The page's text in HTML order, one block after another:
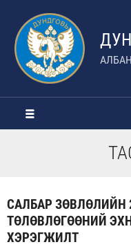
САЛБАР ЗӨВЛӨЛИЙН
ТӨЛӨВЛӨГӨӨНИЙ
ХЭРЭГЖИЛТ